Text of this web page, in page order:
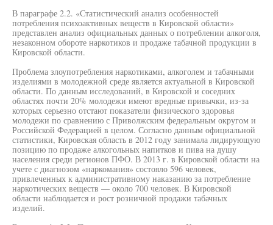
В параграфе 2.2. «Статистический анализ особенностей
потребления психоактивных веществ в Кировской области»
представлен анализ официальных данных о потреблении алкоголя,
незаконном обороте наркотиков и продаже табачной продукции в
Кировской области.
Проблема злоупотребления наркотиками, алкоголем и табачными
изделиями в молодежной среде является актуальной в Кировской
области. По данным исследований, в Кировской и соседних
областях почти 20% молодежи имеют вредные привычки, из-за
которых серьезно отстают показатели физического здоровья
молодежи по сравнению с Приволжским федеральным округом и
Российской Федерацией в целом. Согласно данным официальной
статистики, Кировская область в 2012 году занимала лидирующую
позицию по продаже алкогольных напитков и пива на душу
населения среди регионов ПФО. В 2013 г. в Кировской области на
учете с диагнозом «наркомания» состояло 596 человек,
привлеченных к административному наказанию за потребление
наркотических веществ — около 700 человек. В Кировской
области наблюдается и рост розничной продажи табачных
изделий.